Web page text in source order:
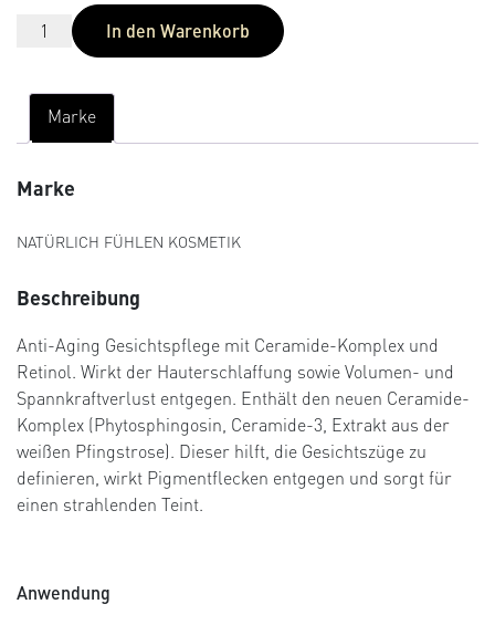
In den Warenkorb
Marke
Marke
NATÜRLICH FÜHLEN KOSMETIK
Beschreibung
Anti-Aging Gesichtspflege mit Ceramide-Komplex und
Retinol. Wirkt der Hauterschlaffung sowie Volumen- und
Spannkraftverlust entgegen. Enthält den neuen Ceramide-
Komplex (Phytosphingosin, Ceramide-3, Extrakt aus der
weißen Pfingstrose). Dieser hilft, die Gesichtszüge zu
definieren, wirkt Pigmentflecken entgegen und sorgt für
einen strahlenden Teint.
Anwendung